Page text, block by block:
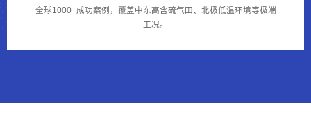
全球1000+成功案例，覆盖中东高含硫气田、北极低温环境等极端
工况。